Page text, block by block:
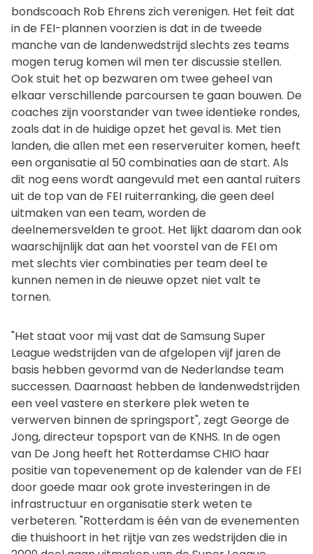
bondscoach Rob Ehrens zich verenigen. Het feit dat
in de FEI-plannen voorzien is dat in de tweede
manche van de landenwedstrijd slechts zes teams
mogen terug komen wil men ter discussie stellen.
Ook stuit het op bezwaren om twee geheel van
elkaar verschillende parcoursen te gaan bouwen. De
coaches zijn voorstander van twee identieke rondes,
zoals dat in de huidige opzet het geval is. Met tien
landen, die allen met een reserveruiter komen, heeft
een organisatie al 50 combinaties aan de start. Als
dit nog eens wordt aangevuld met een aantal ruiters
uit de top van de FEI ruiterranking, die geen deel
uitmaken van een team, worden de
deelnemersvelden te groot. Het lijkt daarom dan ook
waarschijnlijk dat aan het voorstel van de FEI om
met slechts vier combinaties per team deel te
kunnen nemen in de nieuwe opzet niet valt te
tornen.
"Het staat voor mij vast dat de Samsung Super
League wedstrijden van de afgelopen vijf jaren de
basis hebben gevormd van de Nederlandse team
successen. Daarnaast hebben de landenwedstrijden
een veel vastere en sterkere plek weten te
verwerven binnen de springsport", zegt George de
Jong, directeur topsport van de KNHS. In de ogen
van De Jong heeft het Rotterdamse CHIO haar
positie van topevenement op de kalender van de FEI
door goede maar ook grote investeringen in de
infrastructuur en organisatie sterk weten te
verbeteren. "Rotterdam is één van de evenementen
die thuishoort in het rijtje van zes wedstrijden die in